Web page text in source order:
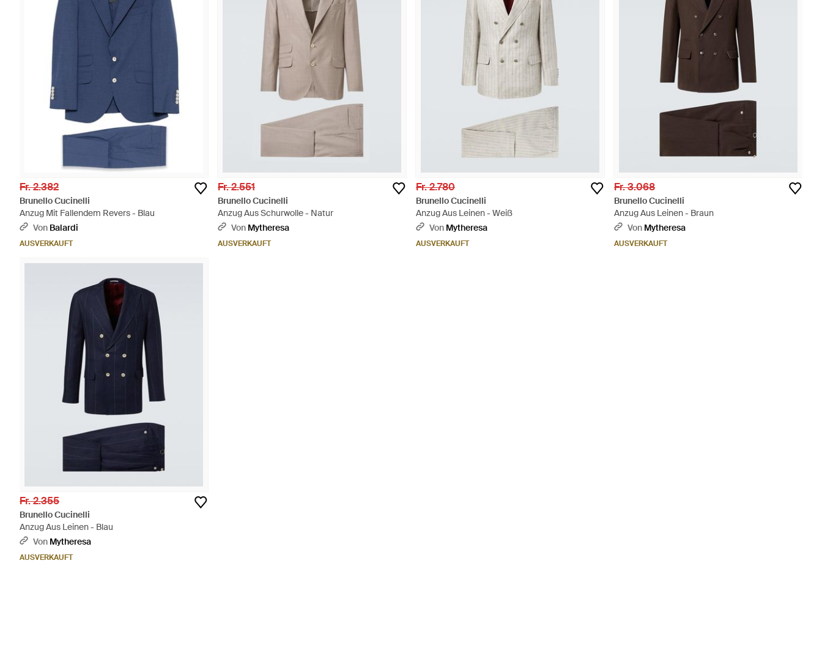
Fr. 2.382
Brunello Cucinelli
Anzug Mit Fallendem Revers - Blau
Von Balardi
AUSVERKAUFT
Fr. 2.551
Brunello Cucinelli
Anzug Aus Schurwolle - Natur
Von Mytheresa
AUSVERKAUFT
Fr. 2.780
Brunello Cucinelli
Anzug Aus Leinen - Weiß
Von Mytheresa
AUSVERKAUFT
Fr. 3.068
Brunello Cucinelli
Anzug Aus Leinen - Braun
Von Mytheresa
AUSVERKAUFT
Fr. 2.355
Brunello Cucinelli
Anzug Aus Leinen - Blau
Von Mytheresa
AUSVERKAUFT